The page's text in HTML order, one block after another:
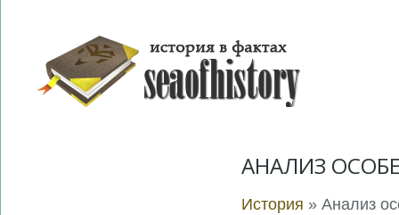
АНАЛИЗ
История » Анализ